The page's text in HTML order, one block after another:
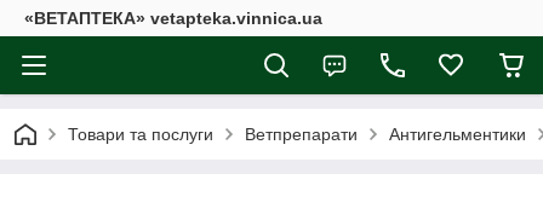
«ВЕТАПТЕКА» vetapteka.vinnica.ua
Товари та послуги Ветпрепарати Антигельментики